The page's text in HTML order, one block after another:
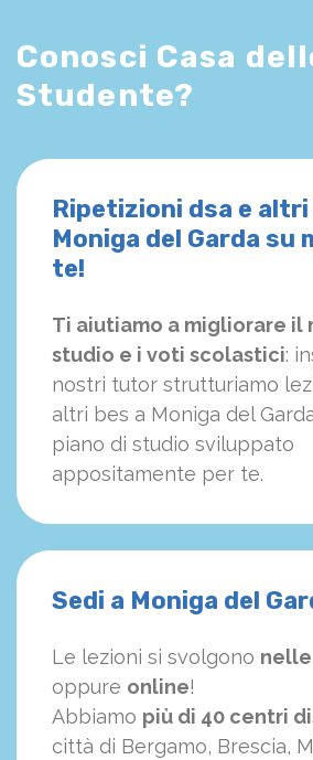
Conosci Casa
Studente?
Ripetizioni dsa e altri
Moniga del Garda su
te!
Ti aiutiamo a migliorare il
studio e i voti scolastici:
nostri tutor strutturiamo le
altri bes a Moniga del
piano di studio sviluppato
appositamente per te.
Sedi a Moniga del
Le lezioni si svolgono
oppure online!
Abbiamo più di 40 centri
città di Bergamo, Brescia,